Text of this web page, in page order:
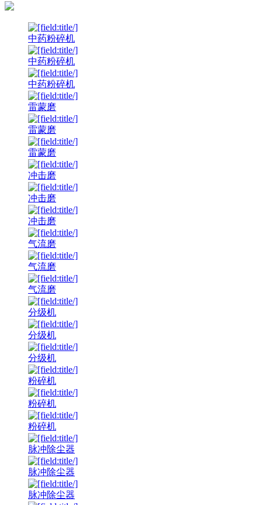
中药粉碎机
中药粉碎机
中药粉碎机
雷蒙磨
雷蒙磨
雷蒙磨
冲击磨
冲击磨
冲击磨
气流磨
气流磨
气流磨
分级机
分级机
分级机
粉碎机
粉碎机
粉碎机
脉冲除尘器
脉冲除尘器
脉冲除尘器